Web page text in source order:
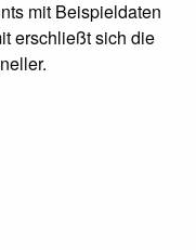
mit Beispieldaten
erschließt sich die